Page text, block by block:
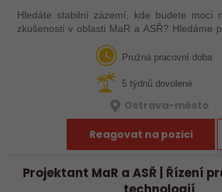
Hledáte stabilní zázemí, kde budete moci
zkušenosti v oblasti MaR a ASŘ? Hledáme
a návrhu technických…
Pružná pracovní doba
5 týdnů dovolené
Ostrava-město
Reagovat na pozici
Projektant MaR a ASŘ | Řízení